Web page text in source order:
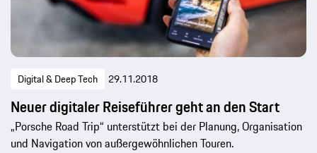
Digital & Deep Tech 29.11.2018
Neuer digitaler Reiseführer geht an den Start
„Porsche Road Trip“ unterstützt bei der Planung, Organisation
und Navigation von außergewöhnlichen Touren.